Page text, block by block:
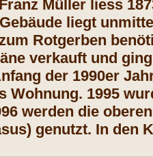
Müller liess
liegt
Rotgerben
verkauft und
der 1990er
Wohnung. 1995
werden die
genutzt. In den